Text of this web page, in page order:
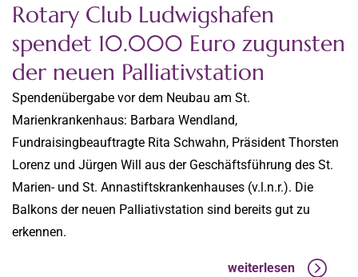
Rotary Club Ludwigshafen
spendet 10.000 Euro zugunsten
der neuen Palliativstation
Spendenübergabe vor dem Neubau am St.
Marienkrankenhaus: Barbara Wendland,
Fundraisingbeauftragte Rita Schwahn, Präsident Thorsten
Lorenz und Jürgen Will aus der Geschäftsführung des St.
Marien- und St. Annastiftskrankenhauses (v.l.n.r.). Die
Balkons der neuen Palliativstation sind bereits gut zu
erkennen.
weiterlesen